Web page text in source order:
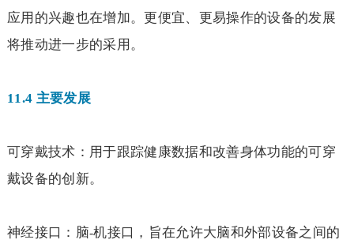
应用的兴趣也在增加。更便宜、更易操作的设备的发展
将推动进一步的采用。
11.4 主要发展
可穿戴技术：用于跟踪健康数据和改善身体功能的可穿
戴设备的创新。
神经接口：脑-机接口，旨在允许大脑和外部设备之间的